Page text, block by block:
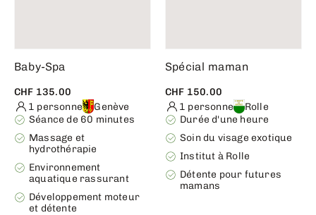
Baby-Spa
CHF 135.00
1 personne
Genève
Séance de 60 minutes
Massage et
hydrothérapie
Environnement
aquatique rassurant
Développement moteur
et détente
Spécial maman
CHF 150.00
1 personne
Rolle
Durée d'une heure
Soin du visage exotique
Institut à Rolle
Détente pour futures
mamans